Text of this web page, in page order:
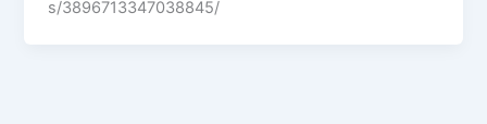
s/3896713347038845/